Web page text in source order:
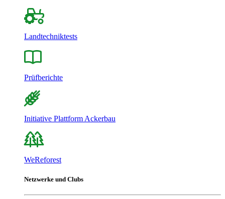
Landtechniktests
Prüfberichte
Initiative Plattform Ackerbau
WeReforest
Netzwerke und Clubs